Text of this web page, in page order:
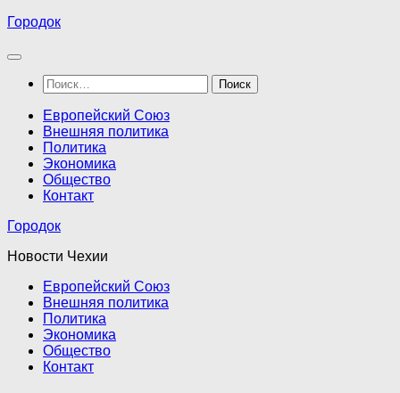
Перейти
содержимому
Городок
Найти:
Европейский Союз
Внешняя политика
Политика
Экономика
Общество
Контакт
Городок
Новости Чехии
Европейский Союз
Внешняя политика
Политика
Экономика
Общество
Контакт